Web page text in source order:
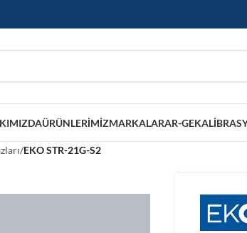
ÜRÜNLERIMIZMARKALARAR-GE
/EKO STR-21G-S2